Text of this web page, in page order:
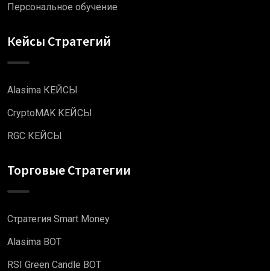
Персональное обучение
Кейсы Стратегий
Alasima КЕЙСЫ
CryptoMAK КЕЙСЫ
RGC КЕЙСЫ
Торговые Стратегии
Стратегия Smart Money
Alasima BOT
RSI Green Candle BOT